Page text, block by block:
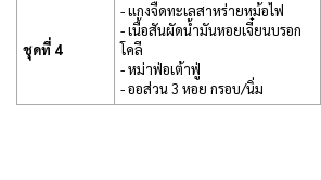
ชุดที่ 4
- แกงจืดทะเลสาหร่ายหม้อไฟ
- เนื้อสันผัดน้ำมันหอยเจี๋ยนบรอก
โคลี
- หม่าฟ่อเต้าฟู่
- ออส่วน 3 หอย กรอบ/นิ่ม